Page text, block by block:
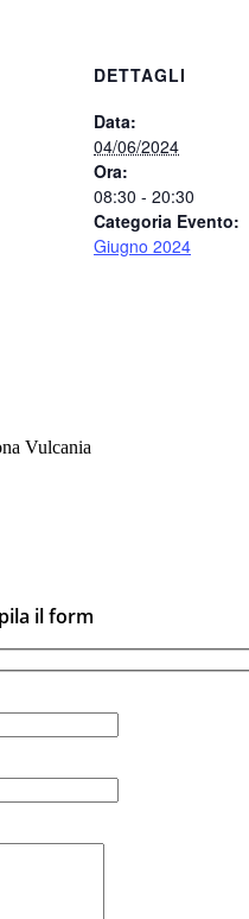
DETTAGLI
Data:
04/06/2024
Ora:
08:30 - 20:30
Categoria Evento:
Giugno 2024
Vulcania
il form